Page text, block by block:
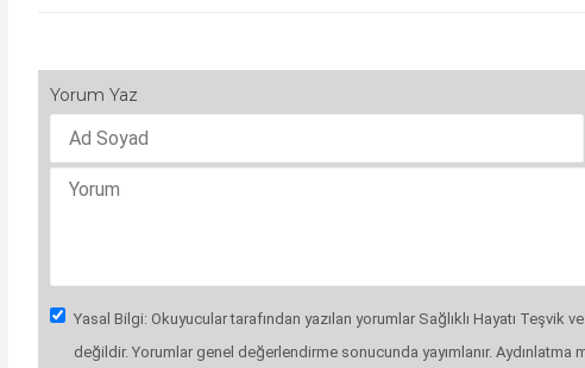
Yorum Yaz
Yasal Bilgi: Okuyucular tarafından yazılan yorumlar Sağlıklı Hayatı
değildir. Yorumlar genel değerlendirme sonucunda yayımlanır.